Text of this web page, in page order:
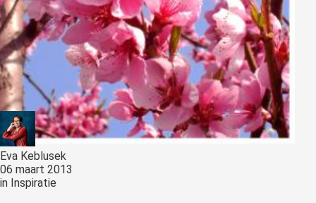
Eva Keblusek
06 maart 2013
in Inspiratie